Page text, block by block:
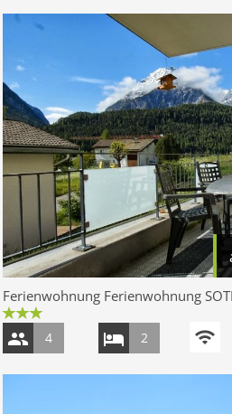
Ferienwohnung Ferienwohnung
4 2